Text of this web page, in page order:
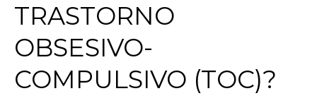
TRASTORNO
OBSESIVO-
COMPULSIVO (TOC)?